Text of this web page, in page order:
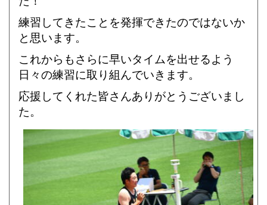
練習してきたことを発揮できたのではないか
と思います。
これからもさらに早いタイムを出せるよう
日々の練習に取り組んでいきます。
応援してくれた皆さんありがとうございまし
た。